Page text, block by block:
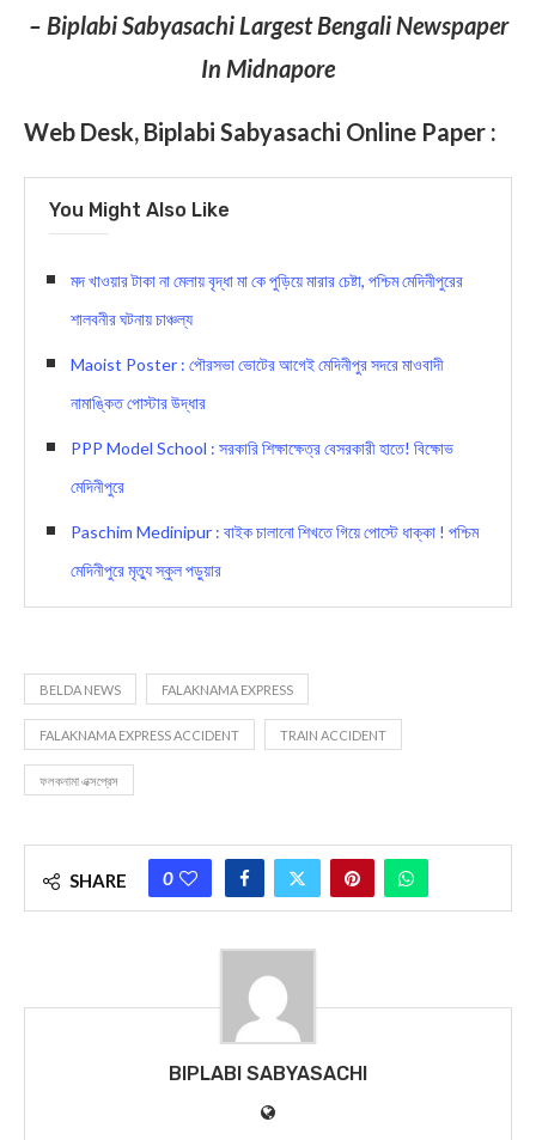
– Biplabi Sabyasachi Largest Bengali Newspaper
In Midnapore
Web Desk, Biplabi Sabyasachi Online Paper :
You Might Also Like
মদ খাওয়ার টাকা না মেলায় বৃদ্ধা মা কে পুড়িয়ে মারার চেষ্টা, পশ্চিম মেদিনীপুরের
শালবনীর ঘটনায় চাঞ্চল্য
Maoist Poster : পৌরসভা ভোটের আগেই মেদিনীপুর সদরে মাওবাদী
নামাঙ্কিত পোস্টার উদ্ধার
PPP Model School : সরকারি শিক্ষাক্ষেত্র বেসরকারী হাতে! বিক্ষোভ
মেদিনীপুরে
Paschim Medinipur : বাইক চালানো শিখতে গিয়ে পোস্টে ধাক্কা ! পশ্চিম
মেদিনীপুরে মৃত্যু স্কুল পড়ুয়ার
BELDA NEWS FALAKNAMA EXPRESS
FALAKNAMA EXPRESS ACCIDENT TRAIN ACCIDENT
ফলকনামা এক্সপ্রেস
SHARE 0
BIPLABI SABYASACHI